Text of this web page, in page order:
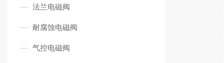
法兰电磁阀
耐腐蚀电磁阀
气控电磁阀